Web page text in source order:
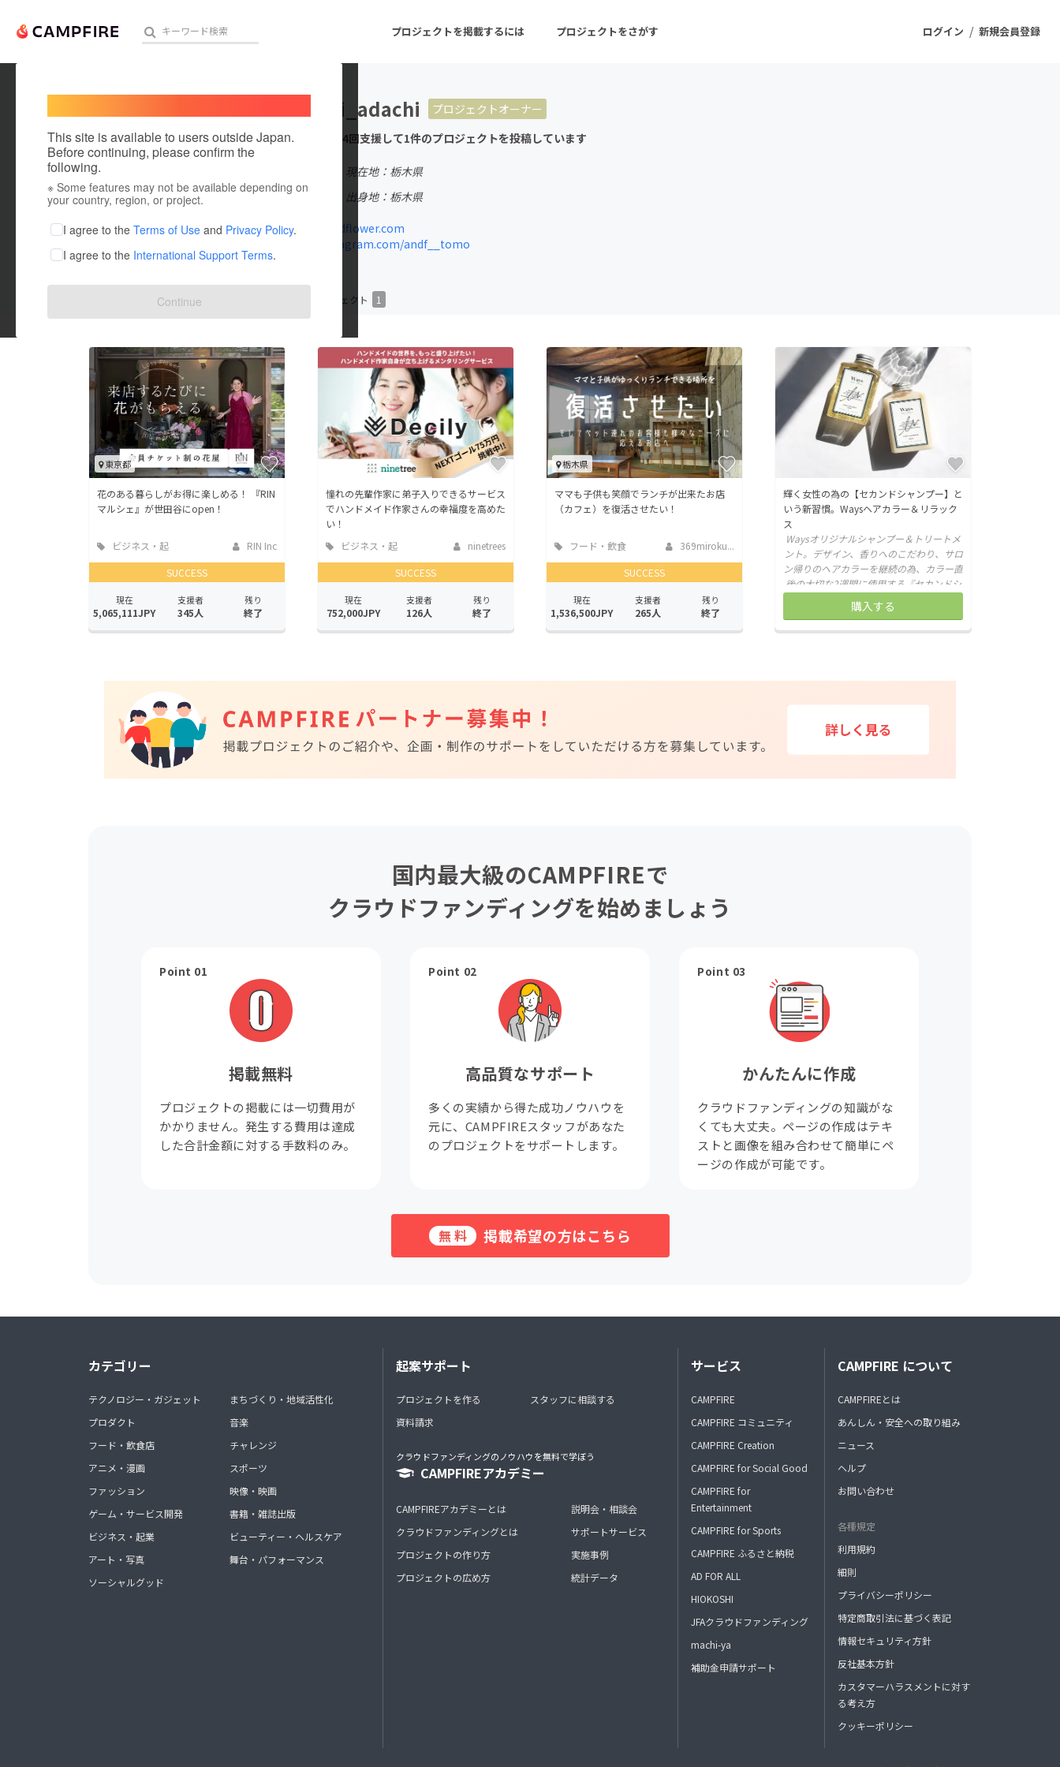
ログイン / 新規会員登録
プロジェクトを掲載するには プロジェクトをさがす
人気のプロジェクト 注目のリターン 注目の新着プロジェクト
アート・写真 音楽
テクノロジー・ガジェット
ゲーム・サービス開発
映像・映画
書籍・雑誌出版
ビジネス・起業
チャレンジ
まちづくり・地域活性化
CAMPFIRE for Social Good
CAMPFIRE Creation
CAMPFIREふるさと納税
machi-ya コミュニティ
This site is available to users outside Japan.
Before continuing, please confirm the
following.
※ Some features may not be available depending on
your country, region, or project.
I agree to the Terms of Use and Privacy Policy.
I agree to the International Support Terms.
Continue
tomomi_adachi
プロジェクトオーナー
これまでに4回支援して1件のプロジェクトを投稿しています
現在地：栃木県
出身国：日本
出身地：栃木県
andf-driedflower.com
www.instagram.com/andf__tomo
プロジェクト プロジェクト 1
東京都
花のある暮らしがお得に楽しめる！ 『RIN
マルシェ』が世田谷にopen！
ビジネス・起
業
RIN Inc
SUCCESS
現在
5,065,111JPY
支援者
345人
残り
終了
憧れの先輩作家に弟子入りできるサービス
でハンドメイド作家さんの幸福度を高めた
い！
ビジネス・起
業
ninetrees
SUCCESS
現在
752,000JPY
支援者
126人
残り
終了
栃木県
ママも子供も笑顔でランチが出来たお店
（カフェ）を復活させたい！
フード・飲食
店
369miroku...
SUCCESS
現在
1,536,500JPY
支援者
265人
残り
終了
輝く女性の為の【セカンドシャンプー】と
いう新習慣。Waysヘアカラー＆リラック
ス
Waysオリジナルシャンプー＆トリートメ
ント。デザイン、香りへのこだわり、サロ
ン帰りのヘアカラーを継続の為、カラー直
後の大切な2週間に使用する『セカンドシ
ャンプー』という新習慣お試しください。
購入する
国内最大級のCAMPFIREで
クラウドファンディングを始めましょう
Point 01
掲載無料
プロジェクトの掲載には一切費用が
かかりません。発生する費用は達成
した合計金額に対する手数料のみ。
Point 02
高品質なサポート
多くの実績から得た成功ノウハウを
元に、CAMPFIREスタッフがあなた
のプロジェクトをサポートします。
Point 03
かんたんに作成
クラウドファンディングの知識がな
くても大丈夫。ページの作成はテキ
ストと画像を組み合わせて簡単にペ
ージの作成が可能です。
無料 掲載希望の方はこちら
カテゴリー
テクノロジー・ガジェット
プロダクト
フード・飲食店
アニメ・漫画
ファッション
ゲーム・サービス開発
ビジネス・起業
アート・写真
ソーシャルグッド
まちづくり・地域活性化
音楽
チャレンジ
スポーツ
映像・映画
書籍・雑誌出版
ビューティー・ヘルスケア
舞台・パフォーマンス
起案サポート
プロジェクトを作る
資料請求
スタッフに相談する
クラウドファンディングのノウハウを無料で学ぼう
CAMPFIREアカデミー
CAMPFIREアカデミーとは
クラウドファンディングとは
プロジェクトの作り方
プロジェクトの広め方
説明会・相談会
サポートサービス
実施事例
統計データ
サービス
CAMPFIRE
CAMPFIRE コミュニティ
CAMPFIRE Creation
CAMPFIRE for Social Good
CAMPFIRE for
Entertainment
CAMPFIRE for Sports
CAMPFIRE ふるさと納税
AD FOR ALL
HIOKOSHI
JFAクラウドファンディング
machi-ya
補助金申請サポート
CAMPFIRE について
CAMPFIREとは
あんしん・安全への取り組み
ニュース
ヘルプ
お問い合わせ
各種規定
利用規約
細則
プライバシーポリシー
特定商取引法に基づく表記
情報セキュリティ方針
反社基本方針
カスタマーハラスメントに対す
る考え方
クッキーポリシー